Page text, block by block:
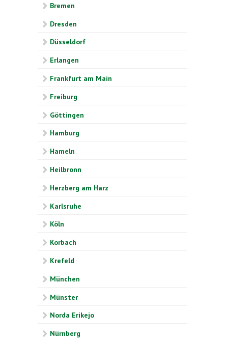
Bremen
Dresden
Düsseldorf
Erlangen
Frankfurt am Main
Freiburg
Göttingen
Hamburg
Hameln
Heilbronn
Herzberg am Harz
Karlsruhe
Köln
Korbach
Krefeld
München
Münster
Norda Erikejo
Nürnberg